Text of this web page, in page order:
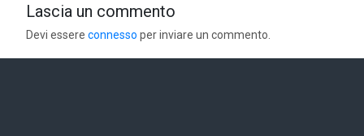
Lascia un commento
Devi essereconnesso per inviare un commento.